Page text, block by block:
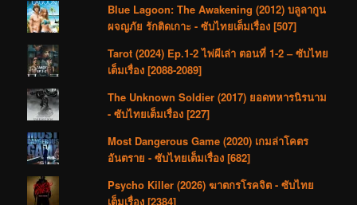
Blue Lagoon: The Awakening (2012) บลูลากูน
ผจญภัย รักติดเกาะ - ซับไทยเต็มเรื่อง [507]
Tarot (2024) Ep.1-2 ไพ่ผีเล่า ตอนที่ 1-2 – ซับไทย
เต็มเรื่อง [2088-2089]
The Unknown Soldier (2017) ยอดทหารนิรนาม
- ซับไทยเต็มเรื่อง [227]
Most Dangerous Game (2020) เกมล่าโคตร
อันตราย - ซับไทยเต็มเรื่อง [682]
Psycho Killer (2026) ฆาตกรโรคจิต - ซับไทย
เต็มเรื่อง [2384]